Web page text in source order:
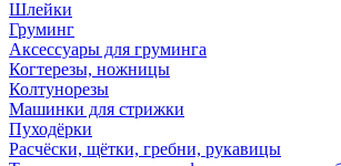
Шлейки
Груминг
Аксессуары для груминга
Когтерезы, ножницы
Колтунорезы
Машинки для стрижки
Пуходёрки
Расчёски, щётки, гребни, рукавицы